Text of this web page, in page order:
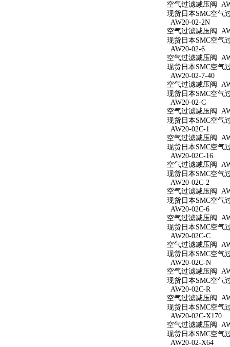
空气过滤减压阀
现货日本SMC空气
AW20-02-2N
空气过滤减压阀
现货日本SMC空气
AW20-02-6
空气过滤减压阀
现货日本SMC空气
AW20-02-7-40
空气过滤减压阀
现货日本SMC空气
AW20-02-C
空气过滤减压阀
现货日本SMC空气
AW20-02C-1
空气过滤减压阀
现货日本SMC空气
AW20-02C-16
空气过滤减压阀
现货日本SMC空气
AW20-02C-2
空气过滤减压阀
现货日本SMC空气
AW20-02C-6
空气过滤减压阀
现货日本SMC空气
AW20-02C-C
空气过滤减压阀
现货日本SMC空气
AW20-02C-N
空气过滤减压阀
现货日本SMC空气
AW20-02C-R
空气过滤减压阀
现货日本SMC空气
AW20-02C-X170
空气过滤减压阀
现货日本SMC空气
AW20-02-X64